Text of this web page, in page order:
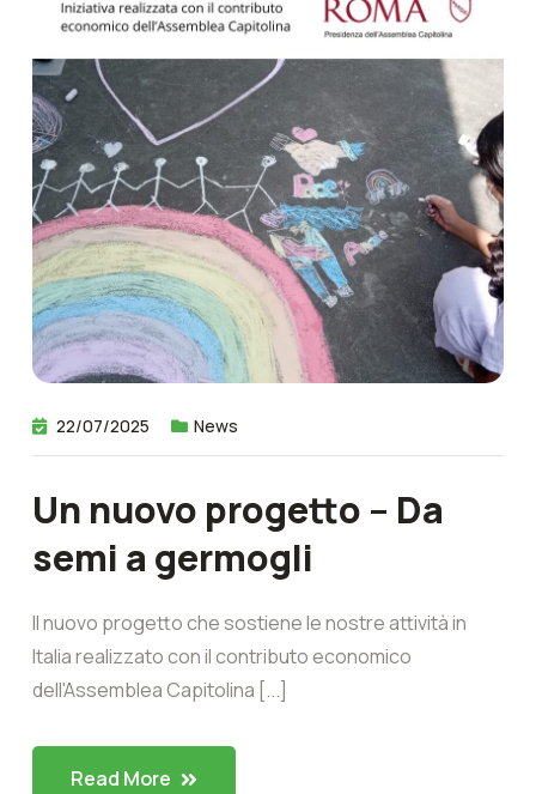
22/07/2025 News
Un nuovo progetto – Da
semi a germogli
Il nuovo progetto che sostiene le nostre attività in
Italia realizzato con il contributo economico
dell'Assemblea Capitolina [...]
Read More